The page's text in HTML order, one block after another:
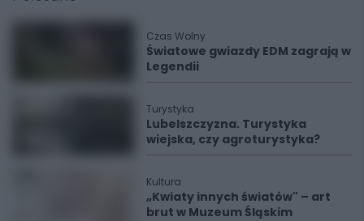
Czas Wolny
Światowe gwiazdy EDM zagrają w
Legendii
Turystyka
Lubelszczyzna. Turystyka
wiejska, czy agroturystyka?
Kultura
„Kwiaty innych światów" – art
brut w Muzeum Śląskim